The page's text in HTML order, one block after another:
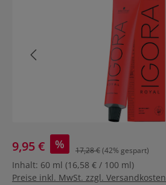
9,95 € % 17,28 €(42% gespart)
Inhalt: 60 ml (16,58 € / 100 ml)
Preise inkl. MwSt. zzgl. Versandkosten